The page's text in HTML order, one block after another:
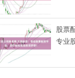
股票
专业